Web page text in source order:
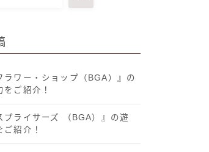
ラワー・ショップ（BGA）』の
ご紹介！
プライサーズ （BGA）』の遊
紹介！